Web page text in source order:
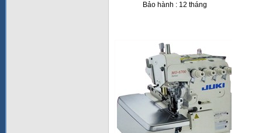
Bảo hành : 12 tháng